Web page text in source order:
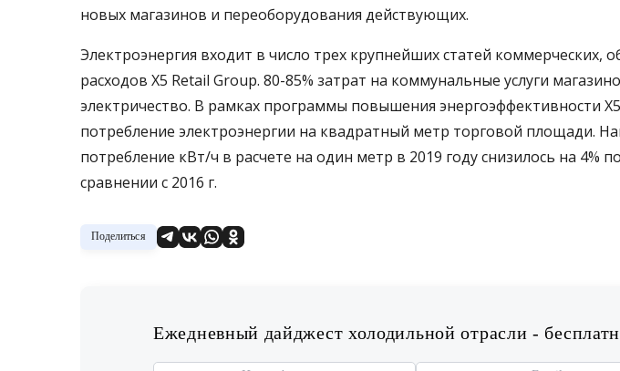
новых магазинов и переоборудования действующих.
Электроэнергия входит в число трех крупнейших статей коммерческих,
расходов Х5 Retail Group. 80-85% затрат на коммунальные услуги
электричество. В рамках программы повышения энергоэффективности
потребление электроэнергии на квадратный метр торговой площади.
потребление кВт/ч в расчете на один метр в 2019 году снизилось на 4%
сравнении с 2016 г.
Поделиться
Ежедневный дайджест холодильной отрасли -